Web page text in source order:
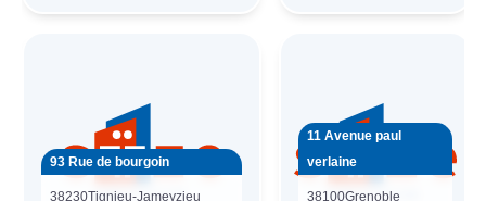
93 Rue de bourgoin
38230Tignieu-Jameyzieu
11 Avenue paul
verlaine
38100Grenoble